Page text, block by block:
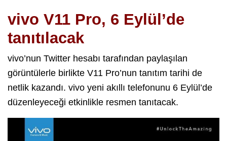
vivo V11 Pro, 6 Eylül’de
tanıtılacak
vivo’nun Twitter hesabı tarafından paylaşılan
görüntülerle birlikte V11 Pro’nun tanıtım tarihi de
netlik kazandı. vivo yeni akıllı telefonunu 6 Eylül’de
düzenleyeceği etkinlikle resmen tanıtacak.